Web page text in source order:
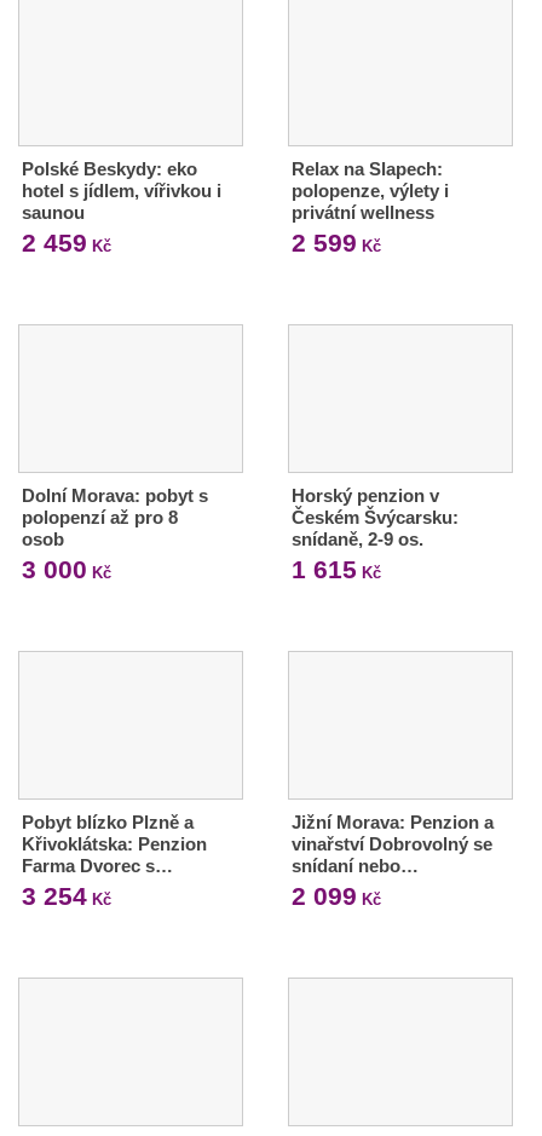
Polské Beskydy: eko
hotel s jídlem, vířivkou i
saunou
2 459 Kč
Relax na Slapech:
polopenze, výlety i
privátní wellness
2 599 Kč
Dolní Morava: pobyt s
polopenzí až pro 8
osob
3 000 Kč
Horský penzion v
Českém Švýcarsku:
snídaně, 2-9 os.
1 615 Kč
Pobyt blízko Plzně a
Křivoklátska: Penzion
Farma Dvorec s…
3 254 Kč
Jižní Morava: Penzion a
vinařství Dobrovolný se
snídaní nebo…
2 099 Kč